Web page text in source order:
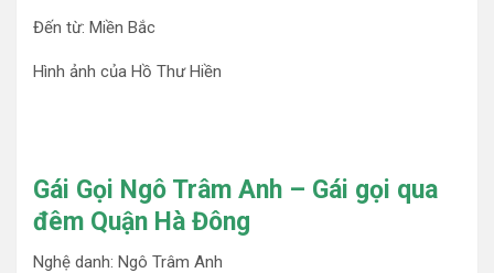
Đến từ: Miền Bắc
Hình ảnh của Hồ Thư Hiền
Gái Gọi Ngô Trâm Anh – Gái gọi qua
đêm Quận Hà Đông
Nghệ danh: Ngô Trâm Anh